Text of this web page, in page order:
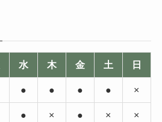
水 木 金 土 日
● ● ● ● ×
● × ● × ×